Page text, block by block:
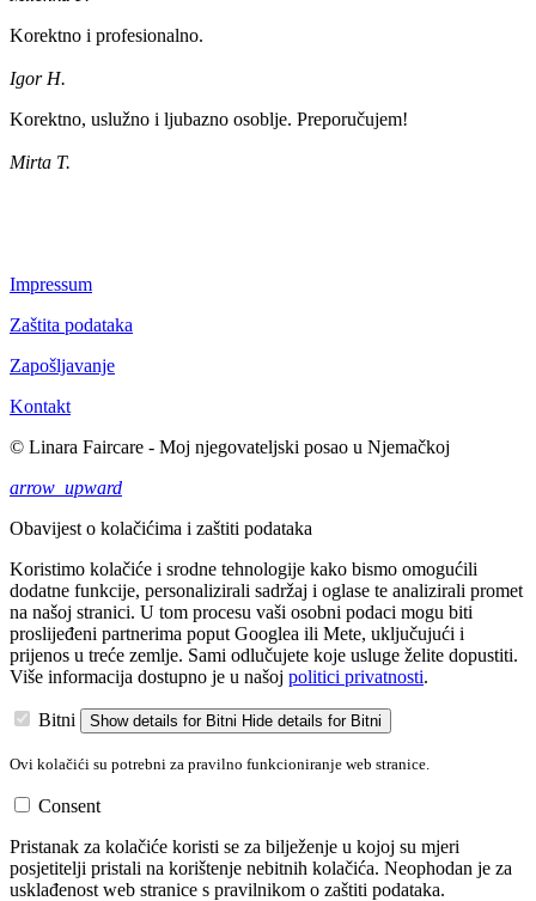
Korektno i profesionalno.
Igor H.
Korektno, uslužno i ljubazno osoblje. Preporučujem!
Mirta T.
Impressum
Zaštita podataka
Zapošljavanje
Kontakt
© Linara Faircare - Moj njegovateljski posao u Njemačkoj
arrow_upward
Obavijest o kolačićima i zaštiti podataka
Koristimo kolačiće i srodne tehnologije kako bismo omogućili
dodatne funkcije, personalizirali sadržaj i oglase te analizirali promet
na našoj stranici. U tom procesu vaši osobni podaci mogu biti
proslijeđeni partnerima poput Googlea ili Mete, uključujući i
prijenos u treće zemlje. Sami odlučujete koje usluge želite dopustiti.
Više informacija dostupno je u našoj politici privatnosti.
Bitni Show details for Bitni Hide details for Bitni
Ovi kolačići su potrebni za pravilno funkcioniranje web stranice.
Consent
Pristanak za kolačiće koristi se za bilježenje u kojoj su mjeri
posjetitelji pristali na korištenje nebitnih kolačića. Neophodan je za
usklađenost web stranice s pravilnikom o zaštiti podataka.